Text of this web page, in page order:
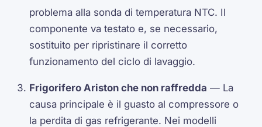
problema alla sonda di temperatura NTC. Il
componente va testato e, se necessario,
sostituito per ripristinare il corretto
funzionamento del ciclo di lavaggio.
Frigorifero Ariston che non raffredda — La
causa principale è il guasto al compressore o
la perdita di gas refrigerante. Nei modelli